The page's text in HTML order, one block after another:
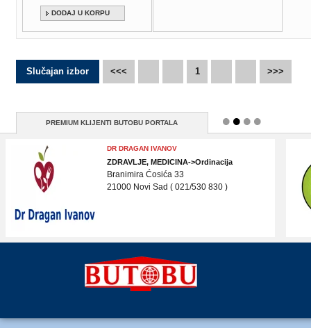
DODAJ U KORPU
Slučajan izbor <<< 1 >>>
PREMIUM KLIJENTI BUTOBU PORTALA
SPART LINE
AUTO, MOTO->Auto delovi
Braće Smiljanića 3.deo 20
11273 Beograd ( +381 61 673 82 87 )